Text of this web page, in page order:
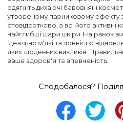
одягніть дихаючі бавовняні
утвореному парниковому ефекту
стовідсотково, а всі його
найглибші шари шкіри. На ранок
ідеально м'які та повністю
яких щоденних викликів.
ваше здоров'я та впевненість.
Сподобалося?